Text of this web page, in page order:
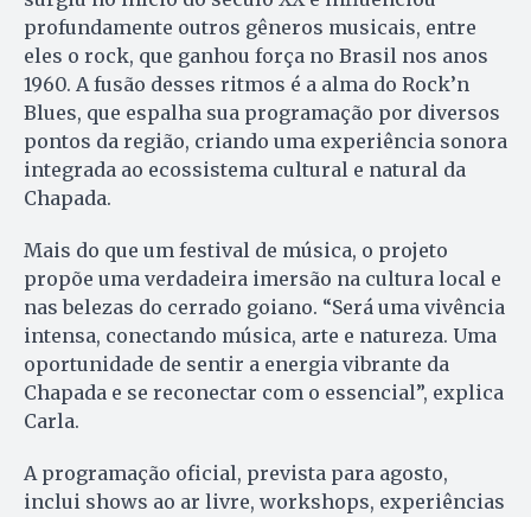
profundamente outros gêneros musicais, entre
eles o rock, que ganhou força no Brasil nos anos
1960. A fusão desses ritmos é a alma do Rock’n
Blues, que espalha sua programação por diversos
pontos da região, criando uma experiência sonora
integrada ao ecossistema cultural e natural da
Chapada.
Mais do que um festival de música, o projeto
propõe uma verdadeira imersão na cultura local e
nas belezas do cerrado goiano. “Será uma vivência
intensa, conectando música, arte e natureza. Uma
oportunidade de sentir a energia vibrante da
Chapada e se reconectar com o essencial”, explica
Carla.
A programação oficial, prevista para agosto,
inclui shows ao ar livre, workshops, experiências